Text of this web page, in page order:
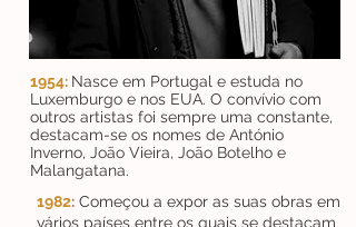
1954: Nasce em Portugal e estuda no
Luxemburgo e nos EUA. O convívio com
outros artistas foi sempre uma constante,
destacam-se os nomes de António
Inverno, João Vieira, João Botelho e
Malangatana.
1982: Começou a expor as suas obras em
vários países entre os quais se destacam